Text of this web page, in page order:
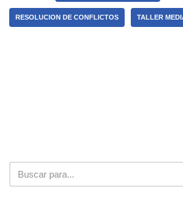
RESOLUCION DE CONFLICTOS TALLER